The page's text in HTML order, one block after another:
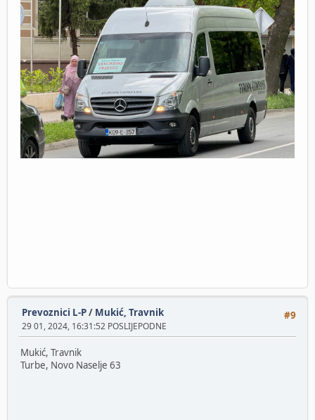
#9
Prevoznici L-P/ Mukić, Travnik
29 01, 2024, 16:31:52 POSLIJEPODNE
Mukić, Travnik
Turbe, Novo Naselje 63